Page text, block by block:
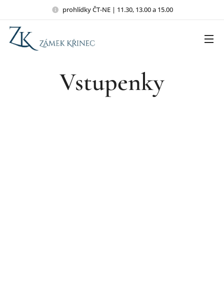
prohlídky ČT-NE | 11.30, 13.00 a 15.00
Vstupenky